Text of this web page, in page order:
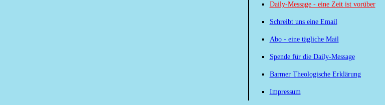
Daily-Message - eine Zeit ist vorüber
Schreibt uns eine Email
Abo - eine tägliche Mail
Spende für die Daily-Message
Barmer Theologische Erklärung
Impressum